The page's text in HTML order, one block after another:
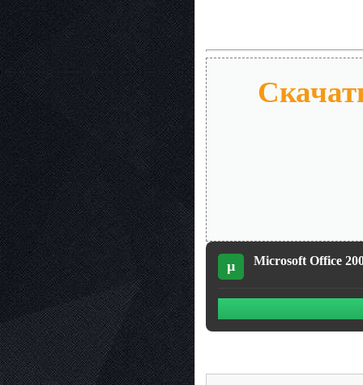
µ Microsoft Office